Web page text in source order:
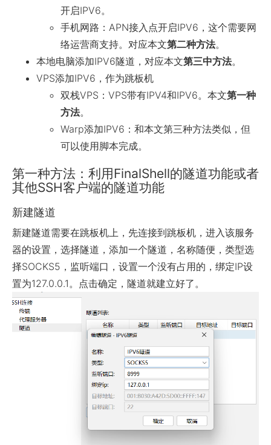
开启IPV6。
手机网路：APN接入点开启IPV6，这个需要网
络运营商支持。对应本文第二种方法。
本地电脑添加IPV6隧道，对应本文第三中方法。
VPS添加IPV6，作为跳板机
双栈VPS：VPS带有IPV4和IPV6。本文第一种
方法。
Warp添加IPV6：和本文第三种方法类似，但
可以使用脚本完成。
第一种方法：利用FinalShell的隧道功能或者
其他SSH客户端的隧道功能
新建隧道
新建隧道需要在跳板机上，先连接到跳板机，进入该服务
器的设置，选择隧道，添加一个隧道，名称随便，类型选
择SOCKS5，监听端口，设置一个没有占用的，绑定IP设
置为127.0.0.1。点击确定，隧道就建立好了。